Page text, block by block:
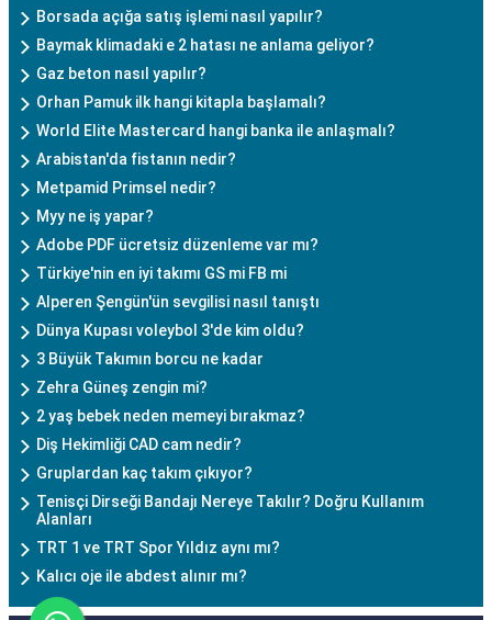
Borsada açığa satış işlemi nasıl yapılır?
Baymak klimadaki e 2 hatası ne anlama geliyor?
Gaz beton nasıl yapılır?
Orhan Pamuk ilk hangi kitapla başlamalı?
World Elite Mastercard hangi banka ile anlaşmalı?
Arabistan'da fistanın nedir?
Metpamid Primsel nedir?
Myy ne iş yapar?
Adobe PDF ücretsiz düzenleme var mı?
Türkiye'nin en iyi takımı GS mi FB mi
Alperen Şengün'ün sevgilisi nasıl tanıştı
Dünya Kupası voleybol 3'de kim oldu?
3 Büyük Takımın borcu ne kadar
Zehra Güneş zengin mi?
2 yaş bebek neden memeyi bırakmaz?
Diş Hekimliği CAD cam nedir?
Gruplardan kaç takım çıkıyor?
Tenisçi Dirseği Bandajı Nereye Takılır? Doğru Kullanım
Alanları
TRT 1 ve TRT Spor Yıldız aynı mı?
Kalıcı oje ile abdest alınır mı?